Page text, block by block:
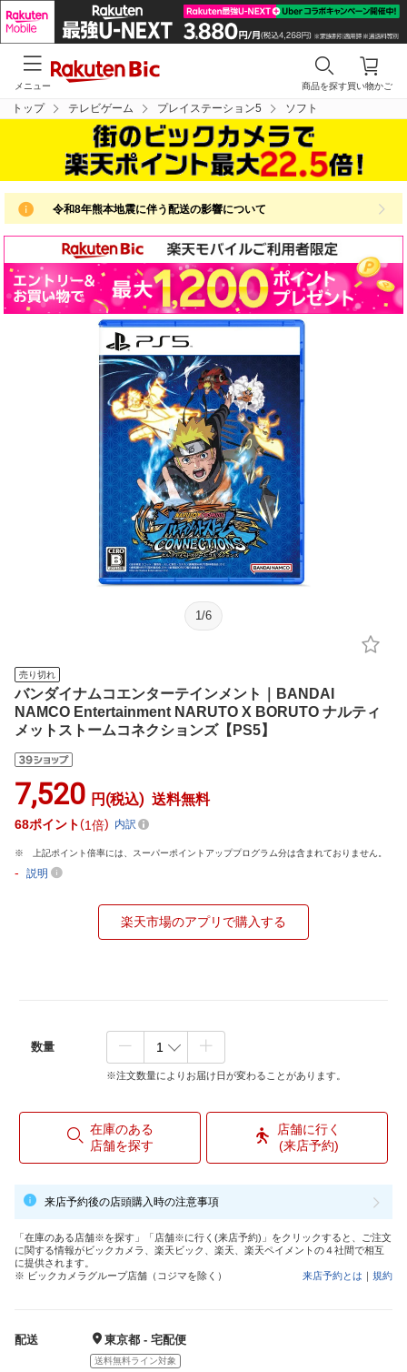
買い物かご
商品を探す
メニュー
トップ テレビゲーム プレイステーション5 ソフト
令和8年熊本地震に伴う配送の影響について
1 /6
売り切れ
バンダイナムコエンターテインメント｜BANDAI
NAMCO Entertainment NARUTO X BORUTO ナルティ
メットストームコネクションズ【PS5】
7,520 円(税込) 送料無料
68ポイント 1倍 内訳
上記ポイント倍率には、スーパーポイントアッププログラム分は含まれておりません。
- 説明
楽天市場のアプリで購入する
数量
※注文数量によりお届け日が変わることがあります。
在庫のある
店舗を探す
店舗に行く
(来店予約)
来店予約後の店頭購入時の注意事項
「在庫のある店舗※を探す」「店舗※に行く(来店予約)」をクリックすると、ご注文
に関する情報がビックカメラ、楽天ビック、楽天、楽天ペイメントの４社間で相互
に提供されます。
※ ビックカメラグループ店舗（コジマを除く）
来店予約とは ｜ 規約
配送 東京都 - 宅配便
送料無料ライン対象